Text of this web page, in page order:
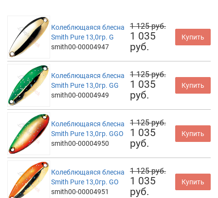
Колеблющаяся блесна
Smith Pure 13,0гр. G
smith00-00004947
1 125 руб.
1 035
руб.
Купить
Колеблющаяся блесна
Smith Pure 13,0гр. GG
smith00-00004949
1 125 руб.
1 035
руб.
Купить
Колеблющаяся блесна
Smith Pure 13,0гр. GGO
smith00-00004950
1 125 руб.
1 035
руб.
Купить
Колеблющаяся блесна
Smith Pure 13,0гр. GO
smith00-00004951
1 125 руб.
1 035
руб.
Купить